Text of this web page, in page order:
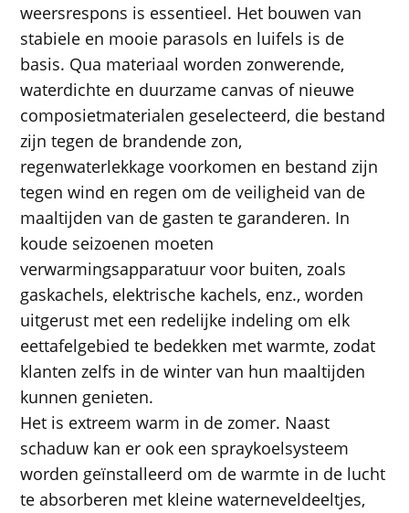
weersrespons is essentieel. Het bouwen van
stabiele en mooie parasols en luifels is de
basis. Qua materiaal worden zonwerende,
waterdichte en duurzame canvas of nieuwe
composietmaterialen geselecteerd, die bestand
zijn tegen de brandende zon,
regenwaterlekkage voorkomen en bestand zijn
tegen wind en regen om de veiligheid van de
maaltijden van de gasten te garanderen. In
koude seizoenen moeten
verwarmingsapparatuur voor buiten, zoals
gaskachels, elektrische kachels, enz., worden
uitgerust met een redelijke indeling om elk
eettafelgebied te bedekken met warmte, zodat
klanten zelfs in de winter van hun maaltijden
kunnen genieten.
Het is extreem warm in de zomer. Naast
schaduw kan er ook een spraykoelsysteem
worden geïnstalleerd om de warmte in de lucht
te absorberen met kleine waterneveldeeltjes,